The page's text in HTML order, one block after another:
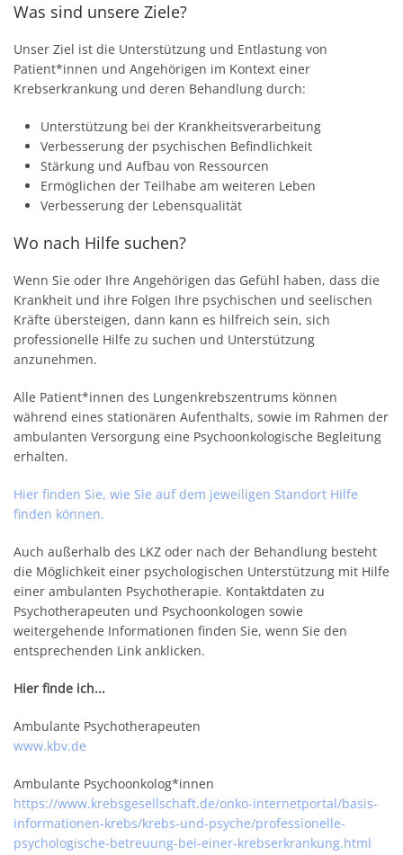
Was sind unsere Ziele?
Unser Ziel ist die Unterstützung und Entlastung von
Patient*innen und Angehörigen im Kontext einer
Krebserkrankung und deren Behandlung durch:
Unterstützung bei der Krankheitsverarbeitung
Verbesserung der psychischen Befindlichkeit
Stärkung und Aufbau von Ressourcen
Ermöglichen der Teilhabe am weiteren Leben
Verbesserung der Lebensqualität
Wo nach Hilfe suchen?
Wenn Sie oder Ihre Angehörigen das Gefühl haben, dass die
Krankheit und ihre Folgen Ihre psychischen und seelischen
Kräfte übersteigen, dann kann es hilfreich sein, sich
professionelle Hilfe zu suchen und Unterstützung
anzunehmen.
Alle Patient*innen des Lungenkrebszentrums können
während eines stationären Aufenthalts, sowie im Rahmen der
ambulanten Versorgung eine Psychoonkologische Begleitung
erhalten.
Hier finden Sie, wie Sie auf dem jeweiligen Standort Hilfe
finden können.
Auch außerhalb des LKZ oder nach der Behandlung besteht
die Möglichkeit einer psychologischen Unterstützung mit Hilfe
einer ambulanten Psychotherapie. Kontaktdaten zu
Psychotherapeuten und Psychoonkologen sowie
weitergehende Informationen finden Sie, wenn Sie den
entsprechenden Link anklicken.
Hier finde ich...
Ambulante Psychotherapeuten
www.kbv.de
Ambulante Psychoonkolog*innen
https://www.krebsgesellschaft.de/onko-internetportal/basis-
informationen-krebs/krebs-und-psyche/professionelle-
psychologische-betreuung-bei-einer-krebserkrankung.html